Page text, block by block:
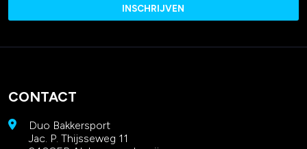
CONTACT
Duo Bakkersport
Jac. P. Thijsseweg 11